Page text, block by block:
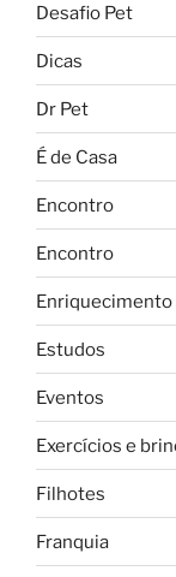
Desafio Pet
Dicas
Dr Pet
É de Casa
Encontro
Encontro
Estudos
Eventos
Exercícios e
Filhotes
Franquia